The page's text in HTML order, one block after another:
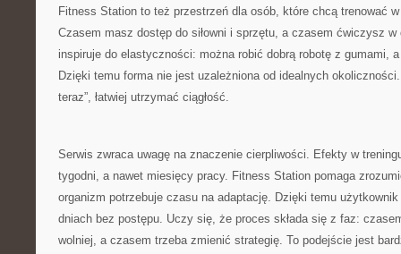
Fitness Station to też przestrzeń dla osób, które chcą trenować
Czasem masz dostęp do siłowni i sprzętu, a czasem ćwiczysz w
inspiruje do elastyczności: można robić dobrą robotę z gumami,
Dzięki temu forma nie jest uzależniona od idealnych
teraz”, łatwiej utrzymać ciągłość.
Serwis zwraca uwagę na znaczenie cierpliwości. Efekty w
tygodni, a nawet miesięcy pracy. Fitness Station pomaga
organizm potrzebuje czasu na adaptację. Dzięki temu
dniach bez postępu. Uczy się, że proces składa się z faz:
wolniej, a czasem trzeba zmienić strategię. To podejście jest